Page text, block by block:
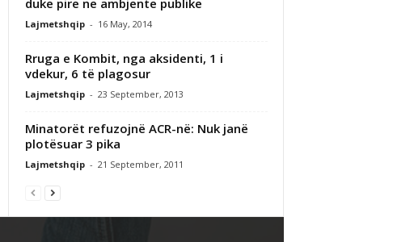
Lajmetshqip - 16 May, 2014
Rruga e Kombit, nga aksidenti, 1 i
vdekur, 6 të plagosur
Lajmetshqip - 23 September, 2013
Minatorët refuzojnë ACR-në: Nuk janë
plotësuar 3 pika
Lajmetshqip - 21 September, 2011